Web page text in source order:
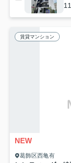
賃貸マンション
NEW
葛飾区西亀有